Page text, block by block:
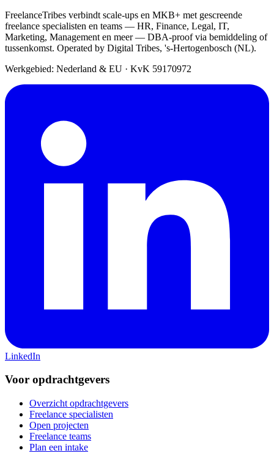
FreelanceTribes verbindt scale-ups en MKB+ met gescreende
freelance specialisten en teams — HR, Finance, Legal, IT,
Marketing, Management en meer — DBA-proof via bemiddeling of
tussenkomst. Operated by Digital Tribes, 's-Hertogenbosch (NL).
Werkgebied: Nederland & EU · KvK 59170972
LinkedIn
Voor opdrachtgevers
Overzicht opdrachtgevers
Freelance specialisten
Open projecten
Freelance teams
Plan een intake